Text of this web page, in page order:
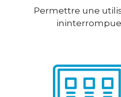
Permettre une
ininterrompue